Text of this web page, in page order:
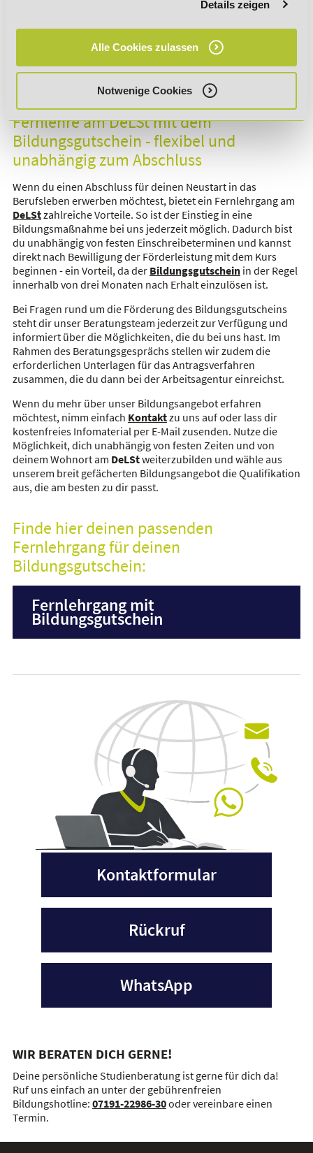
Details zeigen
Alle Cookies zulassen
Notwenige Cookies
und den Sinn und die Vorteile der Weiterbildung im Gespräch
Förderberechtigt durch Bildungsgutschein? Mach
den Check!
Fernlehre am DeLSt mit dem
Bildungsgutschein - flexibel und
unabhängig zum Abschluss
Wenn du einen Abschluss für deinen Neustart in das
Berufsleben erwerben möchtest, bietet ein Fernlehrgang am
DeLStzahlreiche Vorteile. So ist der Einstieg in eine
Bildungsmaßnahme bei uns jederzeit möglich. Dadurch bist
du unabhängig von festen Einschreibeterminen und kannst
direkt nach Bewilligung der Förderleistung mit dem Kurs
beginnen - ein Vorteil, da der Bildungsgutscheinin der Regel
innerhalb von drei Monaten nach Erhalt einzulösen ist.
Bei Fragen rund um die Förderung des Bildungsgutscheins
steht dir unser Beratungsteam jederzeit zur Verfügung und
informiert über die Möglichkeiten, die du bei uns hast. Im
Rahmen des Beratungsgesprächs stellen wir zudem die
erforderlichen Unterlagen für das Antragsverfahren
zusammen, die du dann bei der Arbeitsagentur einreichst.
Wenn du mehr über unser Bildungsangebot erfahren
möchtest, nimm einfach Kontaktzu uns auf oder lass dir
kostenfreies Infomaterial per E-Mail zusenden. Nutze die
Möglichkeit, dich unabhängig von festen Zeiten und von
deinem Wohnort am DeLStweiterzubilden und wähle aus
unserem breit gefächerten Bildungsangebot die Qualifikation
aus, die am besten zu dir passt.
Finde hier deinen passenden
Fernlehrgang für deinen
Bildungsgutschein:
Fernlehrgang mit
Bildungsgutschein
Kontaktformular
Rückruf
WhatsApp
WIR BERATEN DICH GERNE!
Deine persönliche Studienberatung ist gerne für dich da!
Ruf uns einfach an unter der gebührenfreien
Bildungshotline: 07191-22986-30oder vereinbare einen
Termin.